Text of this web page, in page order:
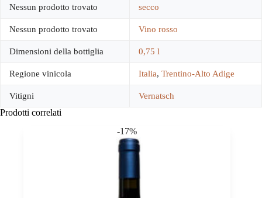
Nessun prodotto trovato secco
Nessun prodotto trovato Vino rosso
Dimensioni della bottiglia 0,75 l
Regione vinicola Italia, Trentino-Alto Adige
Vitigni Vernatsch
Prodotti correlati
-17%